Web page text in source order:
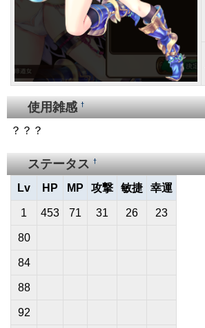
使用雑感†
？？？
ステータス†
Lv HP MP 攻撃 敏捷 幸運
1 453 71 31 26 23
80
84
88
92